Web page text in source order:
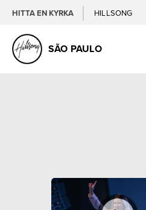
HITTA EN KYRKA HILLSONG
SÃO PAULO